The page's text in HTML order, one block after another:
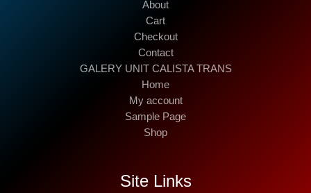
About
Cart
Checkout
Contact
GALERY UNIT CALISTA TRANS
Home
My account
Sample Page
Shop
Site Links